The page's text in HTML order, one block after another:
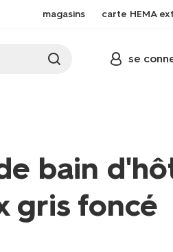
magasins carte HEMA
se
bain
gris foncé